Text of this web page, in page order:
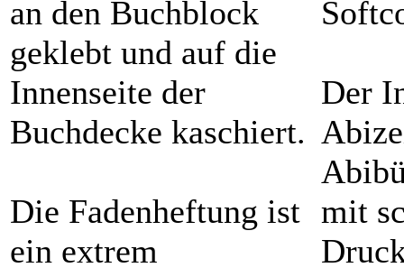
an den Buchblock
geklebt und auf die
Innenseite der
Buchdecke kaschiert.
Die Fadenheftung ist
ein extrem
Der
mit